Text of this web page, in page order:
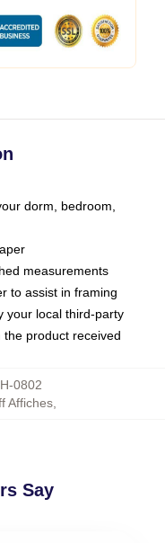
dorm, bedroom,
measurements
to assist in framing
your local third-party
product received
0802
Affiches
Say